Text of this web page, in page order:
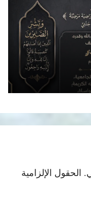
الحقول الإلزامية